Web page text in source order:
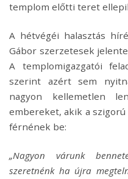
templom előtti teret
A hétvégéi halasztás
Gábor szerzetesek
A templomigazgatói
szerint azért sem
nagyon kellemetlen
embereket, akik a
férnének be:
„Nagyon várunk
szeretnénk ha újra